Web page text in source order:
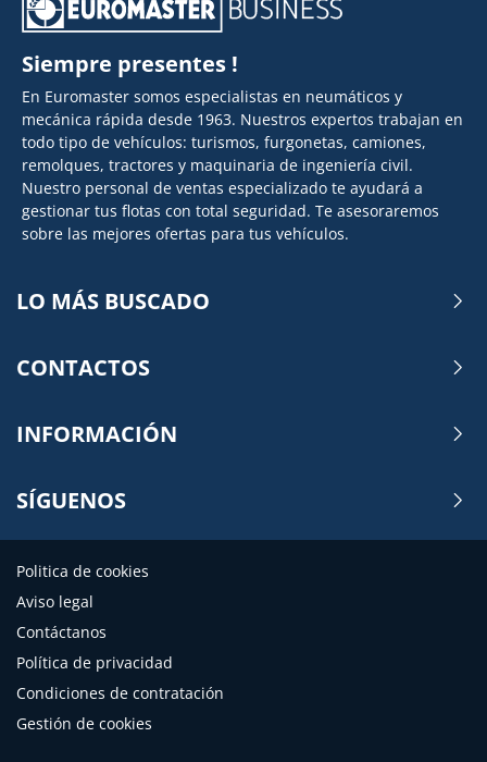
Siempre presentes !
En Euromaster somos especialistas en neumáticos y
mecánica rápida desde 1963. Nuestros expertos trabajan en
todo tipo de vehículos: turismos, furgonetas, camiones,
remolques, tractores y maquinaria de ingeniería civil.
Nuestro personal de ventas especializado te ayudará a
gestionar tus flotas con total seguridad. Te asesoraremos
sobre las mejores ofertas para tus vehículos.
LO MÁS BUSCADO
CONTACTOS
INFORMACIÓN
SÍGUENOS
Politica de cookies
Aviso legal
Contáctanos
Política de privacidad
Condiciones de contratación
Gestión de cookies